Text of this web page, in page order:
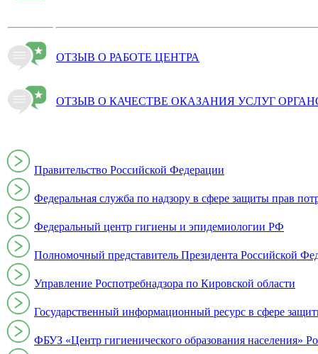
ОТЗЫВ О РАБОТЕ ЦЕНТРА
ОТЗЫВ О КАЧЕСТВЕ ОКАЗАНИЯ УСЛУГ
Правительство Российской Федерации
Федеральная служба по надзору в сфере защиты прав
Федеральный центр гигиены и эпидемиологии РФ
Полномочный представитель Президента Российской
Управление Роспотребнадзора по Кировской области
Государственный информационный ресурс в сфере
ФБУЗ «Центр гигиенического образования населения»